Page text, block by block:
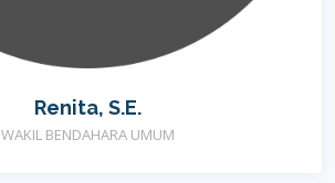
Renita, S.E.
WAKIL BENDAHARA UMUM